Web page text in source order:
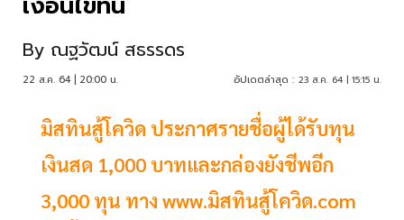
By ณฐวัฒน์ สธรรดร
22 ส.ค. 64 | 20:00 น. อัปเดตล่าสุด : 23 ส.ค. 64 | 15:15 น.
มิสทินสู้โควิด ประกาศรายชื่อผู้ได้รับทุน
เงินสด 1,000 บาทและกล่องยังชีพอีก
3,000 ทุน ทาง www.มิสทินสู้โควิด.com